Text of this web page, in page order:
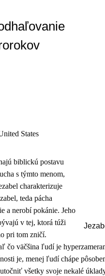
States
biblickú postavu
s týmto menom,
charakterizuje
teda pácha
a nerobí pokánie. Jeho
v tej, ktorá túži
pri tom zničí.
väčšina ľudí je
je, menej ľudí chápe
všetky svoje nekalé